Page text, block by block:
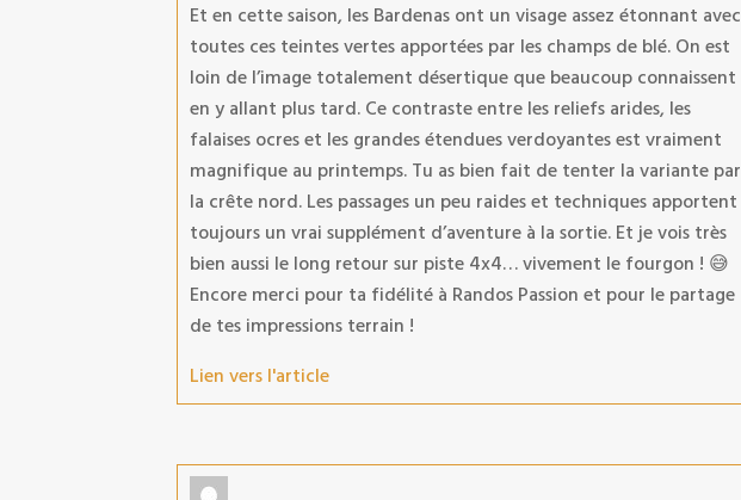
Et en cette saison, les Bardenas ont un visage assez étonnant avec
toutes ces teintes vertes apportées par les champs de blé. On est
loin de l’image totalement désertique que beaucoup connaissent
en y allant plus tard. Ce contraste entre les reliefs arides, les
falaises ocres et les grandes étendues verdoyantes est vraiment
magnifique au printemps. Tu as bien fait de tenter la variante par
la crête nord. Les passages un peu raides et techniques apportent
toujours un vrai supplément d’aventure à la sortie. Et je vois très
bien aussi le long retour sur piste 4x4… vivement le fourgon ! 😅
Encore merci pour ta fidélité à Randos Passion et pour le partage
de tes impressions terrain !
Lien vers l'article